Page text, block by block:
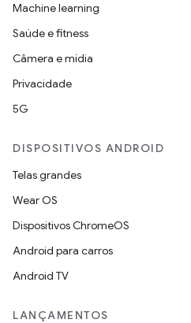
Machine learning
Saúde e fitness
Câmera e mídia
Privacidade
5G
DISPOSITIVOS ANDROID
Telas grandes
Wear OS
Dispositivos ChromeOS
Android para carros
Android TV
LANÇAMENTOS